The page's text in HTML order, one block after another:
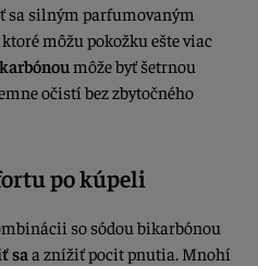
sa silným parfumovaným
môžu pokožku ešte viac
môže byť šetrnou
očistí bez zbytočného
po kúpeli
so sódou bikarbónou
sa a znížiť pocit pnutia. Mnohí